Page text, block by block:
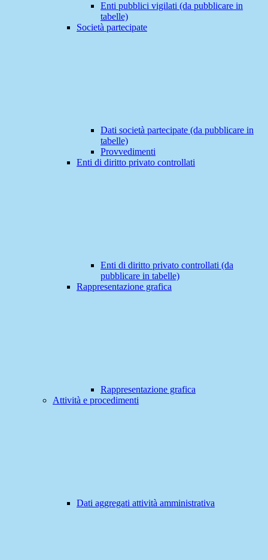
Enti pubblici vigilati (da pubblicare in
tabelle)
Società partecipate
Dati società partecipate (da pubblicare in
tabelle)
Provvedimenti
Enti di diritto privato controllati
Enti di diritto privato controllati (da
pubblicare in tabelle)
Rappresentazione grafica
Rappresentazione grafica
Attività e procedimenti
Dati aggregati attività amministrativa